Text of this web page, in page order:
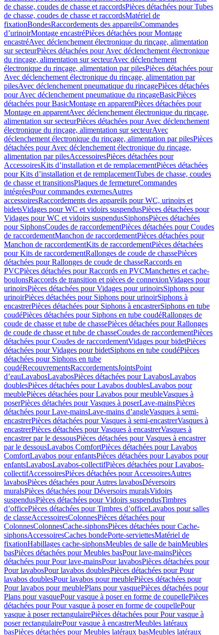
de chasse, coudes de chasse et raccordsPièces détachées pour Tubes
de chasse, coudes de chasse et raccordsMatériel de
fixationBondesRaccordements des appareilsCommandes
dʼurinoirMontage encastréPièces détachées pour Montage
encastréAvec déclenchement électronique du rinçage, alimentation
sur secteurPièces détachées pour Avec déclenchement électronique
du rinçage, alimentation sur secteurAvec déclenchement
électronique du rinçage, alimentation par pilesPièces détachées pour
Avec déclenchement électronique du rinçage, alimentation par
pilesAvec déclenchement pneumatique du rinçagePièces détachées
pour Avec déclenchement pneumatique du rinçageBasicPièces
détachées pour BasicMontage en apparentPièces détachées pour
Montage en apparentAvec déclenchement électronique du rinçage,
alimentation sur secteurPièces détachées pour Avec déclenchement
électronique du rinçage, alimentation sur secteurAvec
déclenchement électronique du rinçage, alimentation par pilesPièces
détachées pour Avec déclenchement électronique du rinçage,
alimentation par pilesAccessoiresPièces détachées pour
AccessoiresKits d’installation et de remplacementPièces détachées
pour Kits d’installation et de remplacementTubes de chasse, coudes
de chasse et transitionsPlaques de fermetureCommandes
intégréesPour commandes externesAutres
accessoiresRaccordements des appareils pour WC, urinoirs et
bidetsVidages pour WC et vidoirs suspendusPièces détachées pour
Vidages pour WC et vidoirs suspendusSiphonsPièces détachées
pour SiphonsCoudes de raccordementPièces détachées pour Coudes
de raccordementManchon de raccordementPièces détachées pour
Manchon de raccordementKits de raccordementPièces détachées
pour Kits de raccordementRallonges de coude de chassePièces
détachées pour Rallonges de coude de chasseRaccords en
PVCPièces détachées pour Raccords en PVCManchettes et cache-
boulonsRaccords de transition et pièces de connexionVidages pour
urinoirsPièces détachées pour Vidages pour urinoirsSiphons pour
urinoirPièces détachées pour Siphons pour urinoirSiphons à
encastrerPièces détachées pour Siphons à encastrerSiphons en tube
coudéPièces détachées pour Siphons en tube coudéRallonges de
coude de chasse et tube de chassePièces détachées pour Rallonges
de coude de chasse et tube de chasseCoudes de raccordementPièces
détachées pour Coudes de raccordementVidages pour bidetPièces
détachées pour Vidages pour bidetSiphons en tube coudéPièces
détachées pour Siphons en tube
coudéRecouvrementsRaccordementsJointsPoint
d’eauLavabosLavabosPièces détachées pour LavabosLavabos
doublesPièces détachées pour Lavabos doublesLavabos pour
meublePièces détachées pour Lavabos pour meubleVasques à
poserPièces détachées pour Vasques à poserLave-mainsPièces
détachées pour Lave-mainsLave-mains d’angleVasques à semi-
encastrerPièces détachées pour Vasques à semi-encastrerVasques à
encastrerPièces détachées pour Vasques à encastrerVasques à
encastrer par le dessousPièces détachées pour Vasques à encastrer
par le dessousLavabos ComfortPièces détachées pour Lavabos
ComfortLavabos pour enfantsPièces détachées pour Lavabos pour
enfantsLavabosLavabos-collectifPièces détachées pour Lavabos-
collectifAccessoiresPièces détachées pour AccessoiresAutres
lavabosPièces détachées pour Autres lavabosDéversoirs
muralsPièces détachées pour Déversoirs muralsVidoirs
suspendusPièces détachées pour Vidoirs suspendusTimbres
dʼofficePièces détachées pour Timbres dʼofficeLavabos pour salles
de classeAccessoiresColonnesPièces détachées pour
ColonnesColonnesCache-siphonsPièces détachées pour Cache-
siphonsAccessoiresCaches bondePorte-serviettesMatériel de
fixationHabillages cache-siphonsMeubles de salle de bainMeubles
basPièces détachées pour Meubles basPour lave-mainsPièces
détachées pour Pour lave-mainsPour lavabosPièces détachées pour
Pour lavabosPour lavabos doublesPièces détachées pour Pour
lavabos doublesPour lavabos pour meublePièces détachées pour
Pour lavabos pour meublePlans pour vasquePièces détachées pour
Plans pour vasquePour vasque à poser en forme de coupellePièces
détachées pour Pour vasque à poser en forme de coupellePour
vasque à poser rectangulairePièces détachées pour Pour vasque à
poser rectangulairePour vasque à encastrerMeubles latéraux
basPièces détachées pour Meubles latéraux basMeubles latéraux